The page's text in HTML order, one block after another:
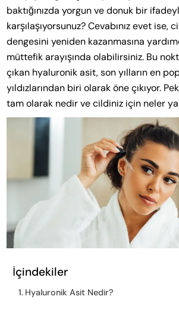
baktığınızda yorgun ve donuk bir
karşılaşıyorsunuz? Cevabınız evet ise,
dengesini yeniden kazanmasına
müttefik arayışında olabilirsiniz. Bu
çıkan hyaluronik asit, son yılların en
yıldızlarından biri olarak öne çıkıyor.
tam olarak nedir ve cildiniz için neler
İçindekiler
Hyaluronik Asit Nedir?